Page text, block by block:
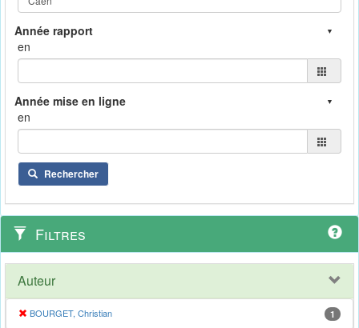
en
en
Rechercher
Filtres
Auteur
BOURGET, Christian 1